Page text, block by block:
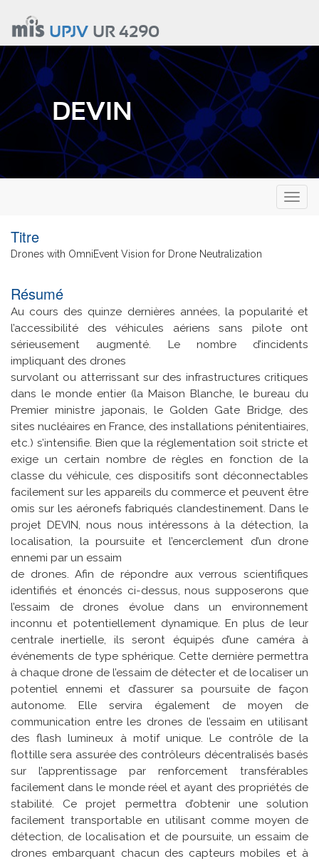
contenu
principal
UPJVUR 4290
DEVIN
Titre
Drones with OmniEvent Vision for Drone Neutralization
Résumé
Au cours des quinze dernières années, la popularité et
l’accessibilité des véhicules aériens sans pilote ont
sérieusement augmenté. Le nombre d’incidents
impliquant des drones
survolant ou atterrissant sur des infrastructures critiques
dans le monde entier (la Maison Blanche, le bureau du
Premier ministre japonais, le Golden Gate Bridge, des
sites nucléaires en France, des installations pénitentiaires,
etc.) s’intensifie. Bien que la réglementation soit stricte et
exige un certain nombre de règles en fonction de la
classe du véhicule, ces dispositifs sont déconnectables
facilement sur les appareils du commerce et peuvent être
omis sur les aéronefs fabriqués clandestinement. Dans le
projet DEVIN, nous nous intéressons à la détection, la
localisation, la poursuite et l’encerclement d’un drone
ennemi par un essaim
de drones. Afin de répondre aux verrous scientifiques
identifiés et énoncés ci-dessus, nous supposerons que
l’essaim de drones évolue dans un environnement
inconnu et potentiellement dynamique. En plus de leur
centrale inertielle, ils seront équipés d’une caméra à
événements de type sphérique. Cette dernière permettra
à chaque drone de l’essaim de détecter et de localiser un
potentiel ennemi et d’assurer sa poursuite de façon
autonome. Elle servira également de moyen de
communication entre les drones de l’essaim en utilisant
des flash lumineux à motif unique. Le contrôle de la
flottille sera assurée des contrôleurs décentralisés basés
sur l’apprentissage par renforcement transférables
facilement dans le monde réel et ayant des propriétés de
stabilité. Ce projet permettra d’obtenir une solution
facilement transportable en utilisant comme moyen de
détection, de localisation et de poursuite, un essaim de
drones embarquant chacun des capteurs mobiles et à